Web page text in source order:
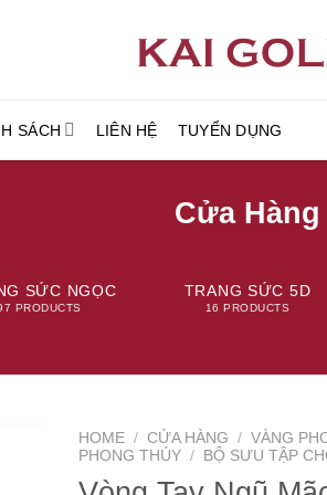
SÁCH LIÊN HỆ TUYỂN DỤNG
Cửa Hàng
SỨC NGỌC
PRODUCTS
TRANG SỨC 5D
16 PRODUCTS
HOME / CỬA HÀNG / VÀNG
PHONG THỦY / BỘ SƯU TẬP